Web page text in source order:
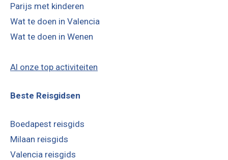
Parijs met kinderen
Wat te doen in Valencia
Wat te doen in Wenen
Al onze top activiteiten
Beste Reisgidsen
Boedapest reisgids
Milaan reisgids
Valencia reisgids